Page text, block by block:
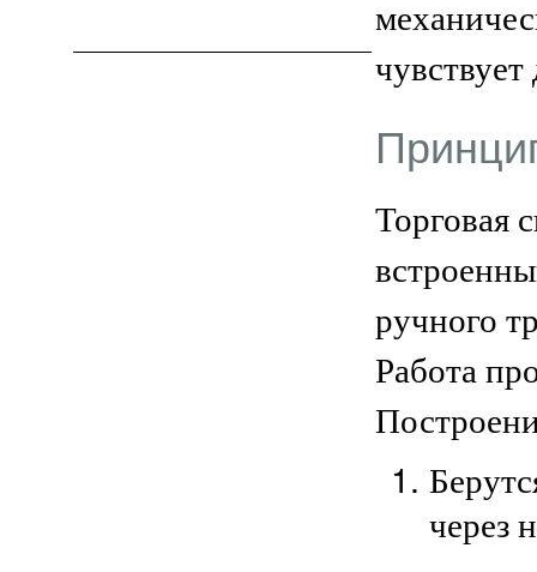
Торговая
ручного
Работа
через